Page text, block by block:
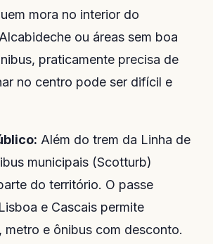
mora no interior do
ou áreas sem boa
praticamente precisa de
no centro pode ser difícil e
Além do trem da Linha de
municipais (Scotturb)
do território. O passe
e Cascais permite
metro e ônibus com desconto.